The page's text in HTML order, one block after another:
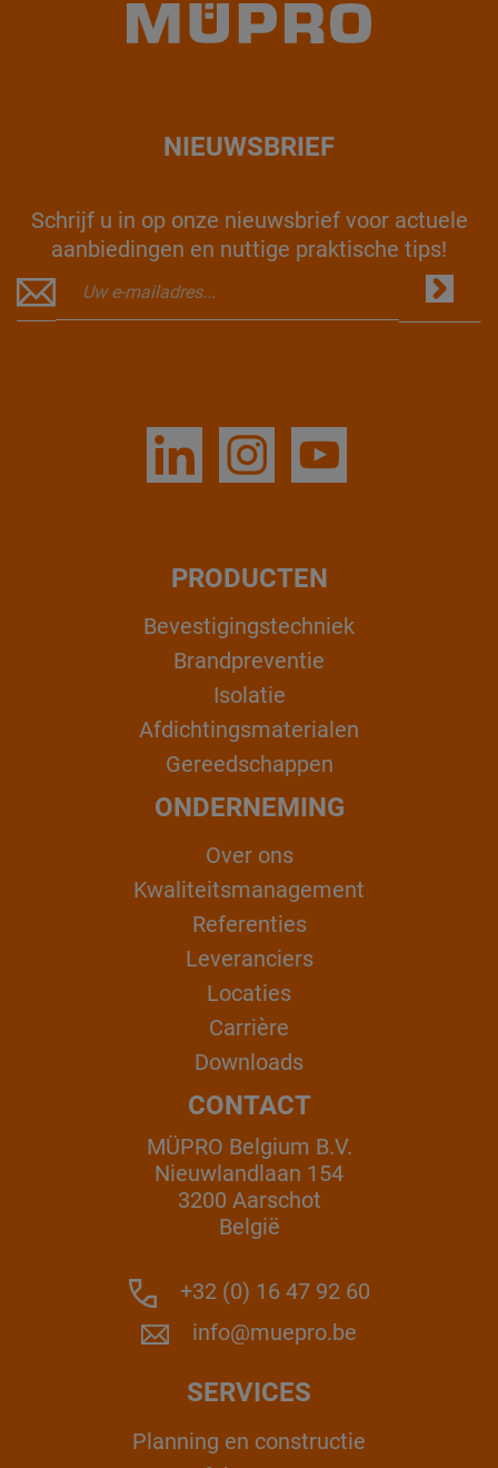
NIEUWSBRIEF
Schrijf u in op onze nieuwsbrief voor actuele
aanbiedingen en nuttige praktische tips!
PRODUCTEN
Bevestigingstechniek
Brandpreventie
Isolatie
Afdichtingsmaterialen
Gereedschappen
ONDERNEMING
Over ons
Kwaliteitsmanagement
Referenties
Leveranciers
Locaties
Carrière
Downloads
CONTACT
MÜPRO Belgium B.V.
Nieuwlandlaan 154
3200 Aarschot
België
+32 (0) 16 47 92 60
info@muepro.be
SERVICES
Planning en constructie